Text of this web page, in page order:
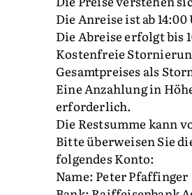
Die Anreise ist ab
Die Abreise erfolgt bis
Kostenfreie
Gesamtpreises als
Eine Anzahlung in
erforderlich.
Die Restsumme kann
Bitte überweisen Sie
folgendes Konto:
Name: Peter Pfaffinger